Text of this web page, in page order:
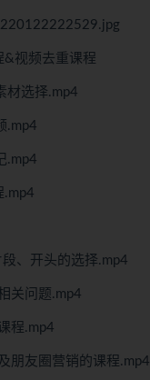
&视频去重课程
材选择.mp4
.mp4
.mp4
.mp4
、开头的选择.mp4
关问题.mp4
程.mp4
朋友圈营销的课程.mp4